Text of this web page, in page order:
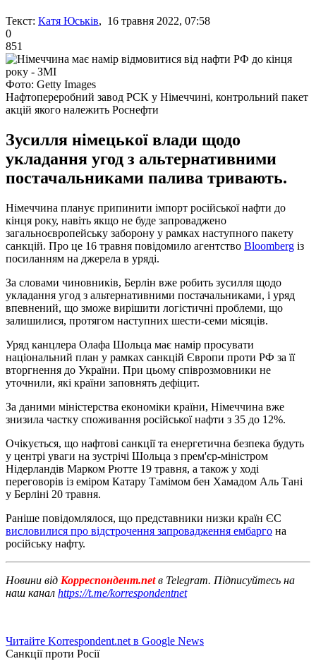
Текст: Катя Юськів, 16 травня 2022, 07:58
0
851
Фото: Getty Images
Нафтопереробний завод PCK у Німеччині, контрольний пакет
акцій якого належить Роснефти
Зусилля німецької влади щодо
укладання угод з альтернативними
постачальниками палива тривають.
Німеччина планує припинити імпорт російської нафти до
кінця року, навіть якщо не буде запроваджено
загальноєвропейську заборону у рамках наступного пакету
санкцій. Про це 16 травня повідомило агентство Bloomberg із
посиланням на джерела в уряді.
За словами чиновників, Берлін вже робить зусилля щодо
укладання угод з альтернативними постачальниками, і уряд
впевнений, що зможе вирішити логістичні проблеми, що
залишилися, протягом наступних шести-семи місяців.
Уряд канцлера Олафа Шольца має намір просувати
національний план у рамках санкцій Європи проти РФ за її
вторгнення до України. При цьому співрозмовники не
уточнили, які країни заповнять дефіцит.
За даними міністерства економіки країни, Німеччина вже
знизила частку споживання російської нафти з 35 до 12%.
Очікується, що нафтові санкції та енергетична безпека будуть
у центрі уваги на зустрічі Шольца з прем'єр-міністром
Нідерландів Марком Рютте 19 травня, а також у ході
переговорів із еміром Катару Тамімом бен Хамадом Аль Тані
у Берліні 20 травня.
Раніше повідомлялося, що представники низки країн ЄС
висловилися про відстрочення запровадження ембарго на
російську нафту.
Новини від Корреспондент.netв Telegram. Підписуйтесь на
наш канал https://t.me/korrespondentnet
Читайте Korrespondent.net в Google News
Санкції проти Росії